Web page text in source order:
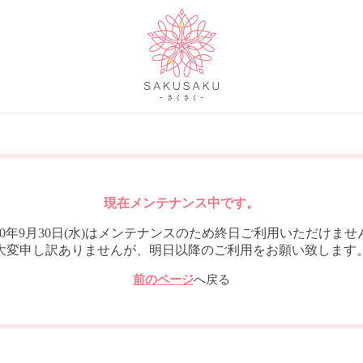
現在メンテナンス中です。
年9月30日(水)はメンテナンスのため終日ご利用いただけませ
変申し訳ありませんが、明日以降のご利用をお願い致します
前のページへ戻る